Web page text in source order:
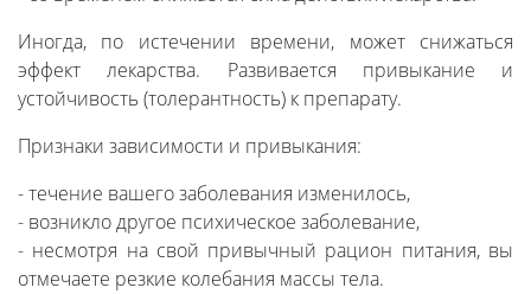
Иногда, по истечении времени, может снижаться
эффект лекарства. Развивается привыкание и
устойчивость (толерантность) к препарату.
Признаки зависимости и привыкания:
- течение вашего заболевания изменилось,
- возникло другое психическое заболевание,
- несмотря на свой привычный рацион питания, вы
отмечаете резкие колебания массы тела.